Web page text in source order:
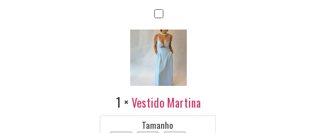
Vestido
Martina
1 × Vestido Martina
Tamanho